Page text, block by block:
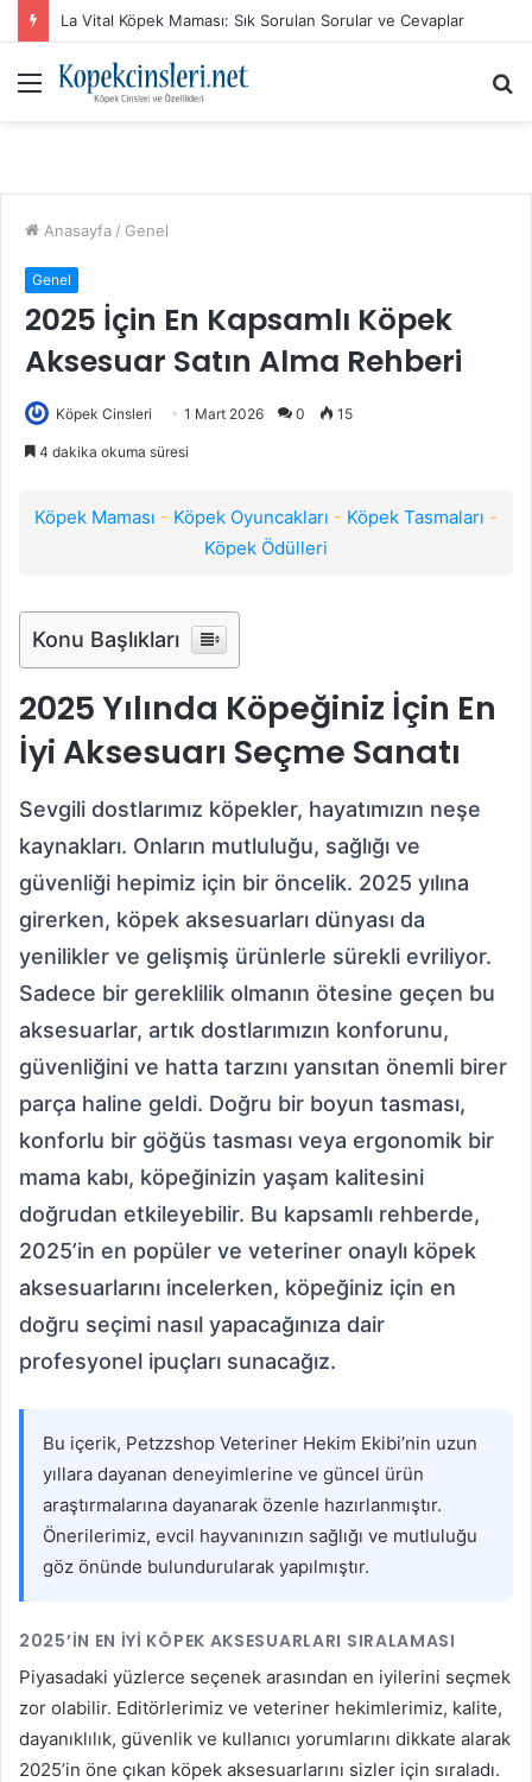
La Vital Köpek Maması: Sık Sorulan Sorular ve Cevaplar
Menü
Anasayfa / Genel
Genel
2025 İçin En Kapsamlı Köpek
Aksesuar Satın Alma Rehberi
Köpek Cinsleri 1 Mart 2026 0 15
4 dakika okuma süresi
Köpek Maması - Köpek Oyuncakları - Köpek Tasmaları -
Köpek Ödülleri
Konu Başlıkları
2025 Yılında Köpeğiniz İçin En
İyi Aksesuarı Seçme Sanatı
Sevgili dostlarımız köpekler, hayatımızın neşe
kaynakları. Onların mutluluğu, sağlığı ve
güvenliği hepimiz için bir öncelik. 2025 yılına
girerken, köpek aksesuarları dünyası da
yenilikler ve gelişmiş ürünlerle sürekli evriliyor.
Sadece bir gereklilik olmanın ötesine geçen bu
aksesuarlar, artık dostlarımızın konforunu,
güvenliğini ve hatta tarzını yansıtan önemli birer
parça haline geldi. Doğru bir boyun tasması,
konforlu bir göğüs tasması veya ergonomik bir
mama kabı, köpeğinizin yaşam kalitesini
doğrudan etkileyebilir. Bu kapsamlı rehberde,
2025’in en popüler ve veteriner onaylı köpek
aksesuarlarını incelerken, köpeğiniz için en
doğru seçimi nasıl yapacağınıza dair
profesyonel ipuçları sunacağız.
Bu içerik, Petzzshop Veteriner Hekim Ekibi’nin uzun
yıllara dayanan deneyimlerine ve güncel ürün
araştırmalarına dayanarak özenle hazırlanmıştır.
Önerilerimiz, evcil hayvanınızın sağlığı ve mutluluğu
göz önünde bulundurularak yapılmıştır.
2025’IN EN İYI KÖPEK AKSESUARLARI SIRALAMASI
Piyasadaki yüzlerce seçenek arasından en iyilerini seçmek
zor olabilir. Editörlerimiz ve veteriner hekimlerimiz, kalite,
dayanıklılık, güvenlik ve kullanıcı yorumlarını dikkate alarak
2025’in öne çıkan köpek aksesuarlarını sizler için sıraladı.